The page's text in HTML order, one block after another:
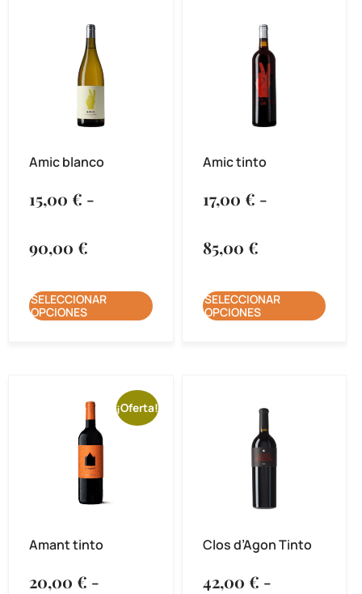
Amic blanco
15,00 € -
90,00 €
SELECCIONAR
OPCIONES
Amic tinto
17,00 € -
85,00 €
SELECCIONAR
OPCIONES
¡Oferta!
Amant tinto
20,00 € -
Clos d’Agon Tinto
42,00 € -